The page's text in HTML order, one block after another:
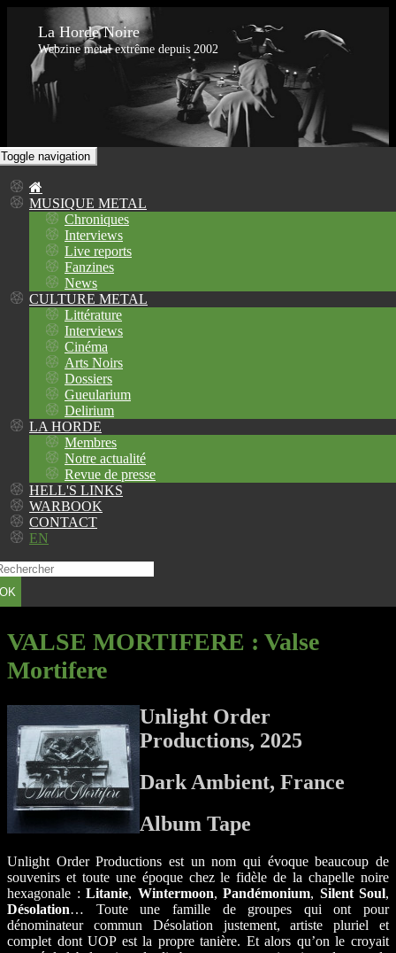
La Horde Noire
Webzine metal extrême depuis 2002
Toggle navigation
MUSIQUE METAL
Chroniques
Interviews
Live reports
Fanzines
News
CULTURE METAL
Littérature
Interviews
Cinéma
Arts Noirs
Dossiers
Gueularium
Delirium
LA HORDE
Membres
Notre actualité
Revue de presse
HELL'S LINKS
WARBOOK
CONTACT
EN
OK
VALSE MORTIFERE : Valse
Mortifere
Unlight Order
Productions, 2025
Dark Ambient, France
Album Tape
Unlight Order Productions est un nom qui évoque beaucoup de
souvenirs et toute une époque chez le fidèle de la chapelle noire
hexagonale : Litanie, Wintermoon, Pandémonium, Silent Soul,
Désolation… Toute une famille de groupes qui ont pour
dénominateur commun Désolation justement, artiste pluriel et
complet dont UOP est la propre tanière. Et alors qu’on le croyait